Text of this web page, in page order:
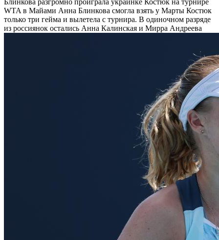
WTA в Майами Анна Блинкова смогла взять у Марты Костюк
только три гейма и вылетела с турнира. В одиночном разряде
из россиянок остались Анна Калинская и Мирра Андреева